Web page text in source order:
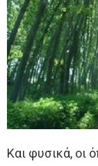
Και φυσικά, οι